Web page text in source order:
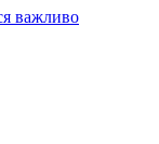
важливо